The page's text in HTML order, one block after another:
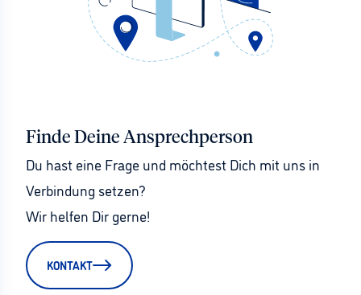
Finde Deine Ansprechperson
Du hast eine Frage und möchtest Dich mit uns in
Verbindung setzen?
Wir helfen Dir gerne!
KONTAKT